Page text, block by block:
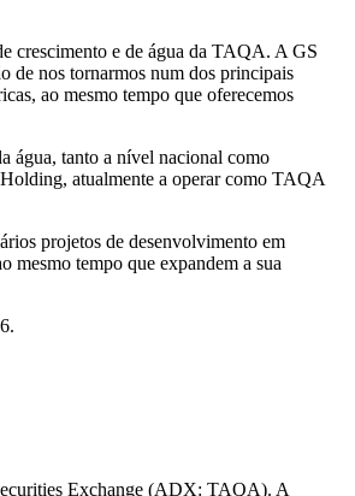
crescimento e de água da TAQA. A GS
de nos tornarmos num dos principais
ao mesmo tempo que oferecemos
água, tanto a nível nacional como
atualmente a operar como TAQA
projetos de desenvolvimento em
mesmo tempo que expandem a sua
Exchange (ADX: TAQA). A